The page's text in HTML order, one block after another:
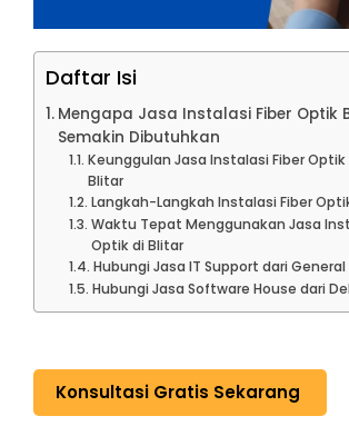
Daftar Isi
Mengapa Jasa Instalasi Fiber Optik
Semakin Dibutuhkan
Keunggulan Jasa Instalasi Fiber Optik
Blitar
Langkah-Langkah Instalasi Fiber
Waktu Tepat Menggunakan Jasa
Optik di Blitar
Hubungi Jasa IT Support dari
Hubungi Jasa Software House dari
Konsultasi Gratis Sekarang